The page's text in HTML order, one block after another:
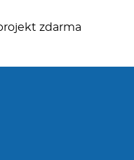
zdarma